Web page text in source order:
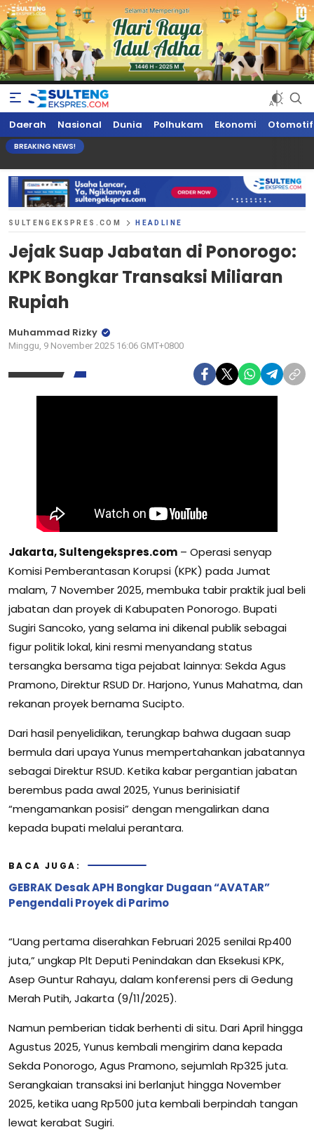
Sultengekspres.com
Berita Seputar Sulteng Hari Ini, Update Terkini, Suaranya Rakyat
Sulteng
Daerah Nasional Dunia Polhukam Ekonomi Otomotif
BREAKING NEWS!
SULTENGEKSPRES.COM HEADLINE
Jejak Suap Jabatan di Ponorogo:
KPK Bongkar Transaksi Miliaran
Rupiah
Muhammad Rizky
Minggu, 9 November 2025 16:06 GMT+0800
Jakarta, Sultengekspres.com – Operasi senyap
Komisi Pemberantasan Korupsi (KPK) pada Jumat
malam, 7 November 2025, membuka tabir praktik jual beli
jabatan dan proyek di Kabupaten Ponorogo. Bupati
Sugiri Sancoko, yang selama ini dikenal publik sebagai
figur politik lokal, kini resmi menyandang status
tersangka bersama tiga pejabat lainnya: Sekda Agus
Pramono, Direktur RSUD Dr. Harjono, Yunus Mahatma, dan
rekanan proyek bernama Sucipto.
Dari hasil penyelidikan, terungkap bahwa dugaan suap
bermula dari upaya Yunus mempertahankan jabatannya
sebagai Direktur RSUD. Ketika kabar pergantian jabatan
berembus pada awal 2025, Yunus berinisiatif
“mengamankan posisi” dengan mengalirkan dana
kepada bupati melalui perantara.
BACA JUGA:
GEBRAK Desak APH Bongkar Dugaan “AVATAR”
Pengendali Proyek di Parimo
“Uang pertama diserahkan Februari 2025 senilai Rp400
juta,” ungkap Plt Deputi Penindakan dan Eksekusi KPK,
Asep Guntur Rahayu, dalam konferensi pers di Gedung
Merah Putih, Jakarta (9/11/2025).
Namun pemberian tidak berhenti di situ. Dari April hingga
Agustus 2025, Yunus kembali mengirim dana kepada
Sekda Ponorogo, Agus Pramono, sejumlah Rp325 juta.
Serangkaian transaksi ini berlanjut hingga November
2025, ketika uang Rp500 juta kembali berpindah tangan
lewat kerabat Sugiri.